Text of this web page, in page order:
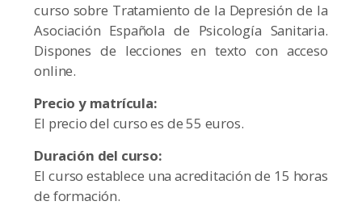
curso sobre Tratamiento de la Depresión de la
Asociación Española de Psicología Sanitaria.
Dispones de lecciones en texto con acceso
online.
Precio y matrícula:
El precio del curso es de 55 euros.
Duración del curso:
El curso establece una acreditación de 15 horas
de formación.